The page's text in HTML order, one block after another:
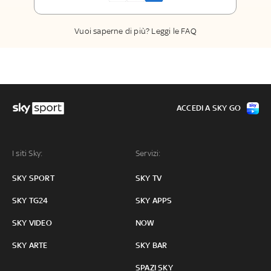
Vuoi saperne di più? Leggi le FAQ
I siti Sky:
SKY SPORT
SKY TG24
SKY VIDEO
SKY ARTE
Servizi:
SKY TV
SKY APPS
NOW
SKY BAR
SPAZI SKY
ACCEDI A SKY GO